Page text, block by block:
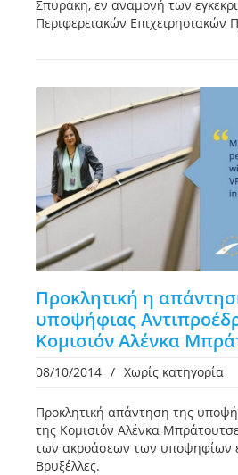
Σπυράκη, εν αναμονή των
Περιφερειακών Επιχειρησιακών
Προκλητική η
υποψήφιας
Κομισιόν Αλένκα
08/10/2014 / Χωρίς κατηγορία
Προκλητική απάντηση της
της Κομισιόν Αλένκα
των ακροάσεων των υποψηφίων
Βρυξέλλες.